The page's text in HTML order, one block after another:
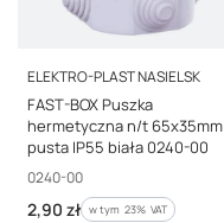
PRODUCENT
ELEKTRO-PLAST NASIELSK
FAST-BOX Puszka
hermetyczna n/t 65x35mm
pusta IP55 biała 0240-00
Kod producenta
0240-00
Cena brutto
2,90 zł w tym %s VAT
w tym 23% VAT